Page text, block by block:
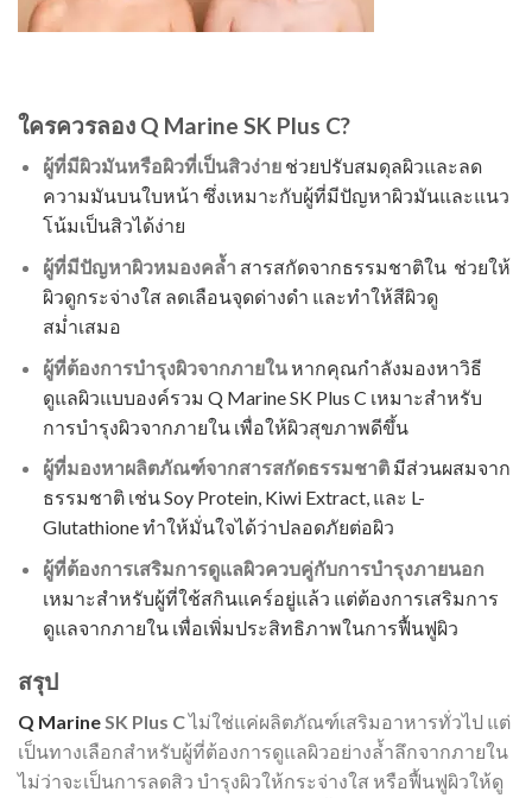
ใครควรลอง Q Marine SK Plus C?
ผู้ที่มีผิวมันหรือผิวที่เป็นสิวง่าย ช่วยปรับสมดุลผิวและลด
ความมันบนใบหน้า ซึ่งเหมาะกับผู้ที่มีปัญหาผิวมันและแนว
โน้มเป็นสิวได้ง่าย
ผู้ที่มีปัญหาผิวหมองคล้ำ สารสกัดจากธรรมชาติใน ช่วยให้
ผิวดูกระจ่างใส ลดเลือนจุดด่างดำ และทำให้สีผิวดู
สม่ำเสมอ
ผู้ที่ต้องการบำรุงผิวจากภายในหากคุณกำลังมองหาวิธี
ดูแลผิวแบบองค์รวม Q Marine SK Plus C เหมาะสำหรับ
การบำรุงผิวจากภายใน เพื่อให้ผิวสุขภาพดีขึ้น
ผู้ที่มองหาผลิตภัณฑ์จากสารสกัดธรรมชาติ มีส่วนผสมจาก
ธรรมชาติ เช่น Soy Protein, Kiwi Extract, และ L-
Glutathione ทำให้มั่นใจได้ว่าปลอดภัยต่อผิว
ผู้ที่ต้องการเสริมการดูแลผิวควบคู่กับการบำรุงภายนอก
เหมาะสำหรับผู้ที่ใช้สกินแคร์อยู่แล้ว แต่ต้องการเสริมการ
ดูแลจากภายใน เพื่อเพิ่มประสิทธิภาพในการฟื้นฟูผิว
สรุป
Q MarineSK Plus Cไม่ใช่แค่ผลิตภัณฑ์เสริมอาหารทั่วไป แต่
เป็นทางเลือกสำหรับผู้ที่ต้องการดูแลผิวอย่างล้ำลึกจากภายใน
ไม่ว่าจะเป็นการลดสิว บำรุงผิวให้กระจ่างใส หรือฟื้นฟูผิวให้ดู